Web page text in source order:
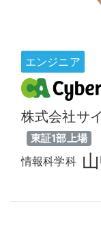
エンジニア
株式会社サ
東証1部上場
情報科学科